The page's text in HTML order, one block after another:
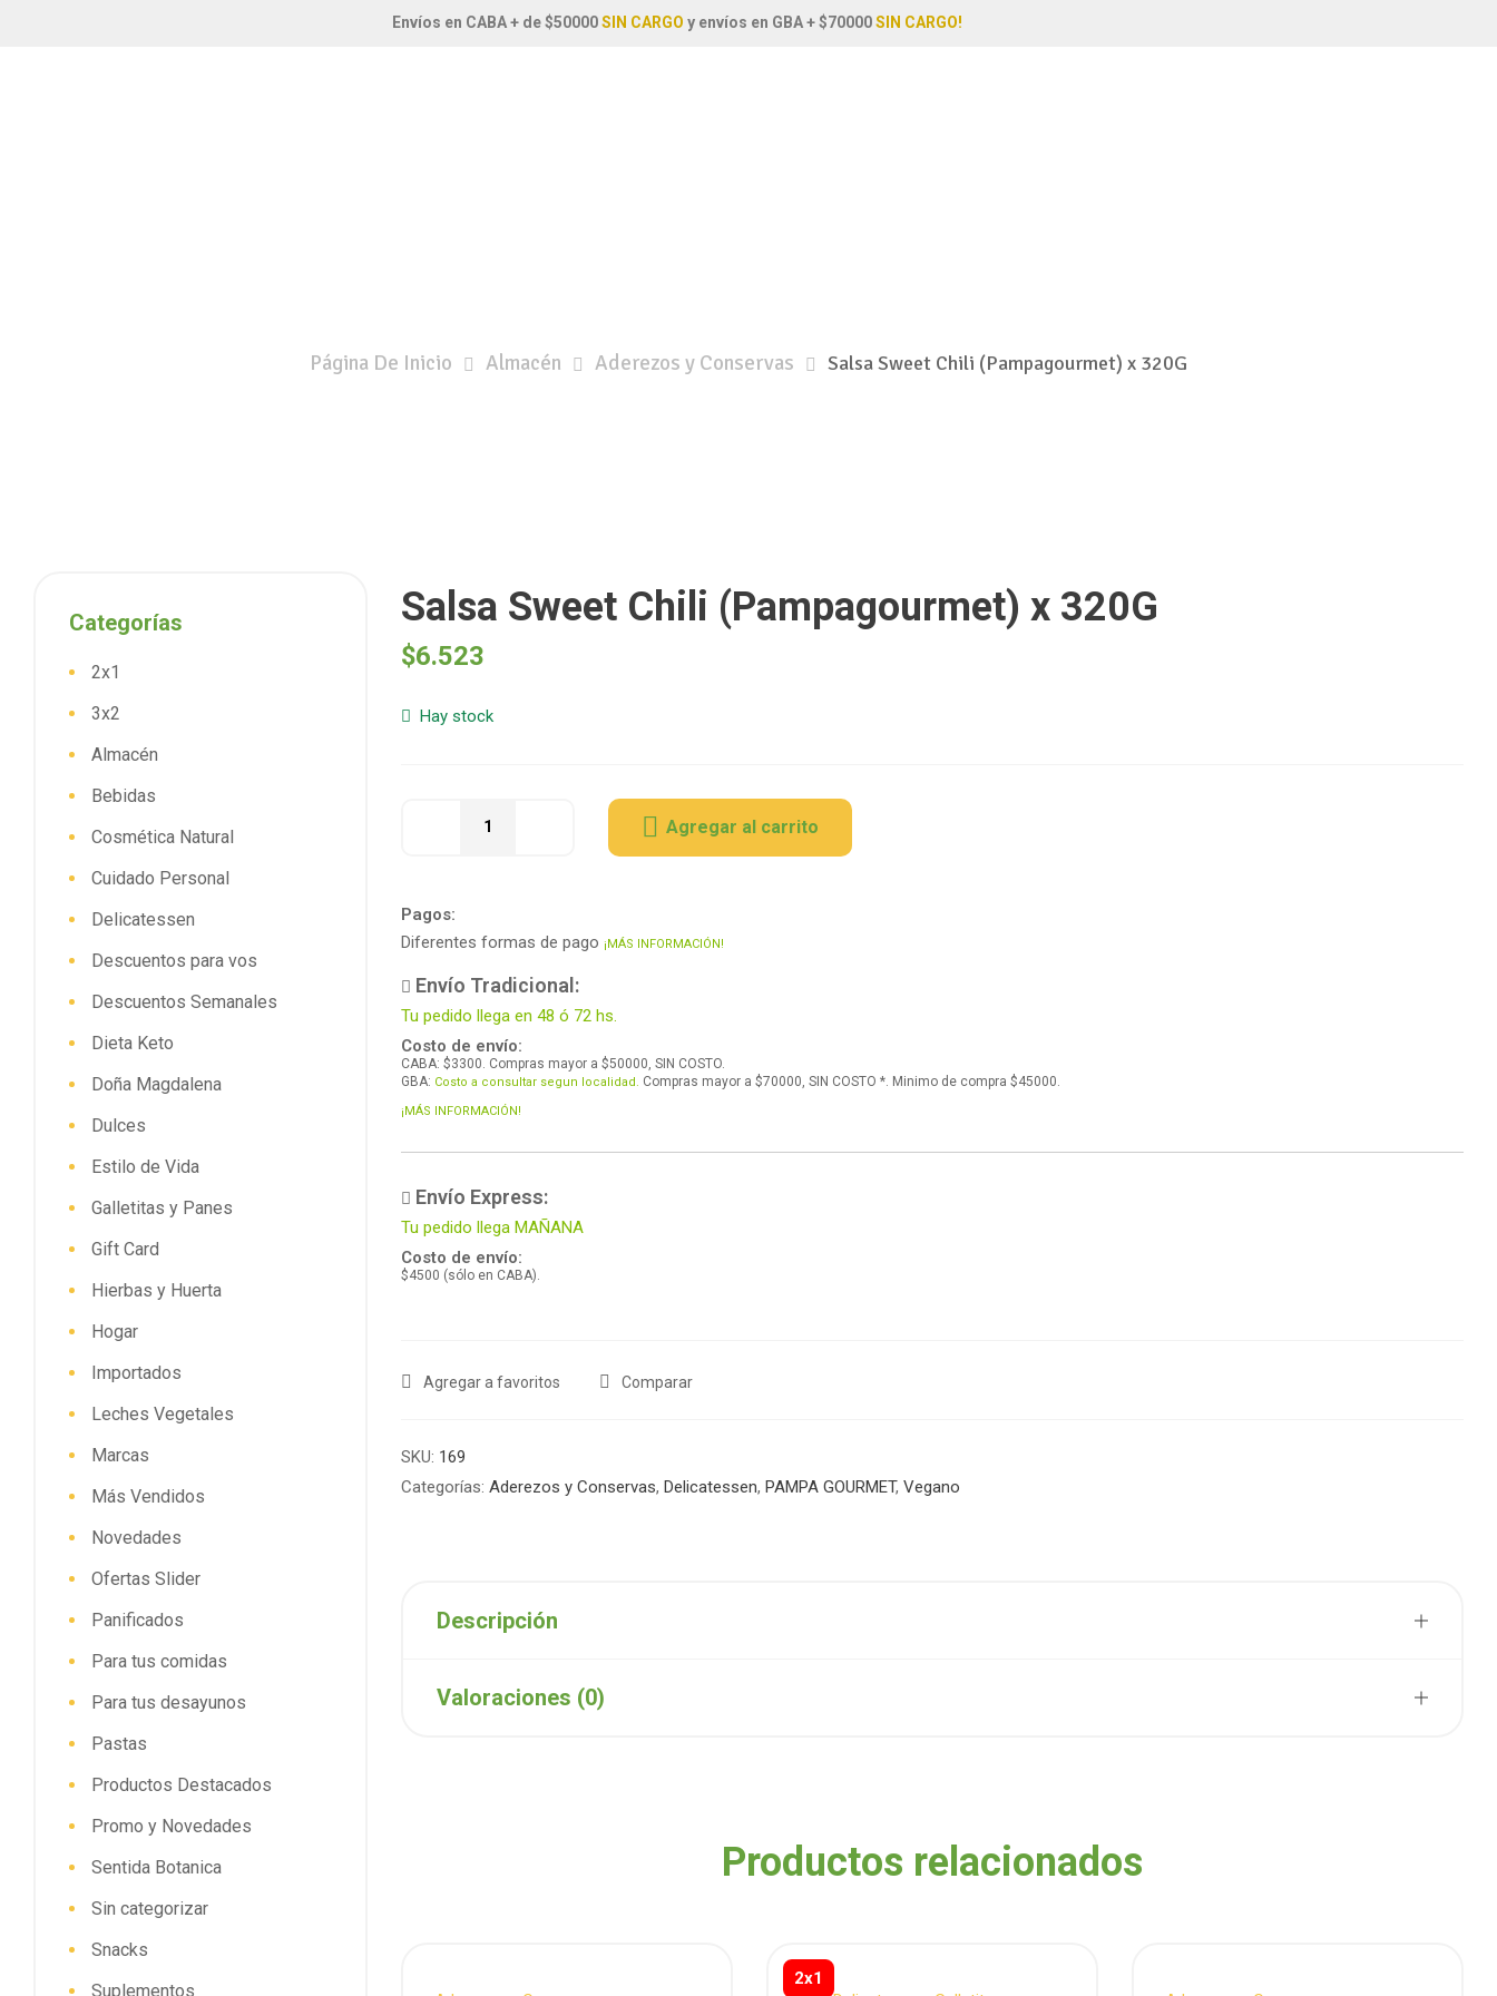
Envíos en CABA + de $50000SIN CARGO y envíos en GBA + $70000SIN CARGO!
Página De Inicio Almacén Aderezos y Conservas Salsa Sweet Chili (Pampagourmet) x 320G
Salsa Sweet Chili (Pampagourmet) x 320G
$6.523
Hay stock
Agregar al carrito
Pagos:
Diferentes formas de pago ¡MÁS INFORMACIÓN!
Envío Tradicional:
Tu pedido llega en 48 ó 72 hs.
Costo de envío:
CABA: $3300. Compras mayor a $50000, SIN COSTO.
GBA: Costo a consultar segun localidad. Compras mayor a $70000, SIN COSTO *. Minimo de compra $45000.
¡MÁS INFORMACIÓN!
Envío Express:
Tu pedido llega MAÑANA
Costo de envío:
$4500 (sólo en CABA).
Agregar a favoritos Comparar
SKU: 169
Categorías: Aderezos y Conservas, Delicatessen, PAMPA GOURMET, Vegano
Descripción
Valoraciones (0)
Productos relacionados
2x1
Categorías
2x1
3x2
Almacén
Bebidas
Cosmética Natural
Cuidado Personal
Delicatessen
Descuentos para vos
Descuentos Semanales
Dieta Keto
Doña Magdalena
Dulces
Estilo de Vida
Galletitas y Panes
Gift Card
Hierbas y Huerta
Hogar
Importados
Leches Vegetales
Marcas
Más Vendidos
Novedades
Ofertas Slider
Panificados
Para tus comidas
Para tus desayunos
Pastas
Productos Destacados
Promo y Novedades
Sentida Botanica
Sin categorizar
Snacks
Suplementos